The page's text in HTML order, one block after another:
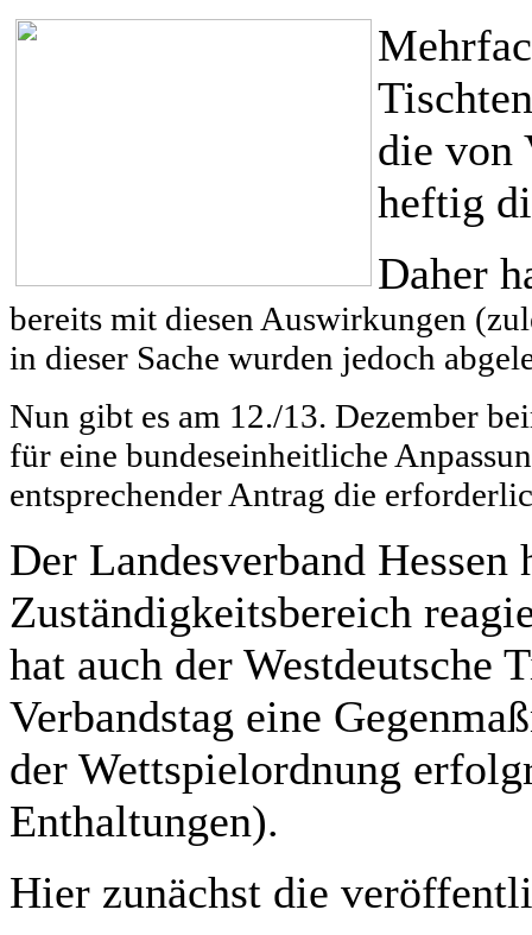
die von
heftig
Daher
bereits mit diesen Auswirkungen
in dieser Sache wurden jedoch
Nun gibt es am 12./13. Dezember
für eine bundeseinheitliche
entsprechender Antrag die
Der Landesverband
Zuständigkeitsbereich
hat auch der Westdeutsche
Verbandstag eine
der Wettspielordnung
Enthaltungen).
Hier zunächst die